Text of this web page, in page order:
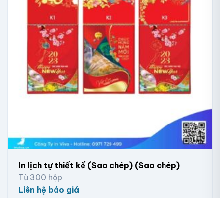
Lịch để bàn chữ A lò xo
In lịch tự thiết kế (Sao chép) (Sao chép)
Từ 300 hộp
Liên hệ báo giá